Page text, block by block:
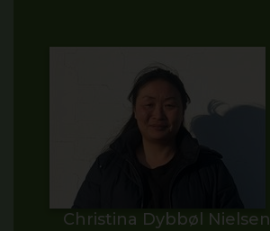
Christina Dybbøl Nielsen